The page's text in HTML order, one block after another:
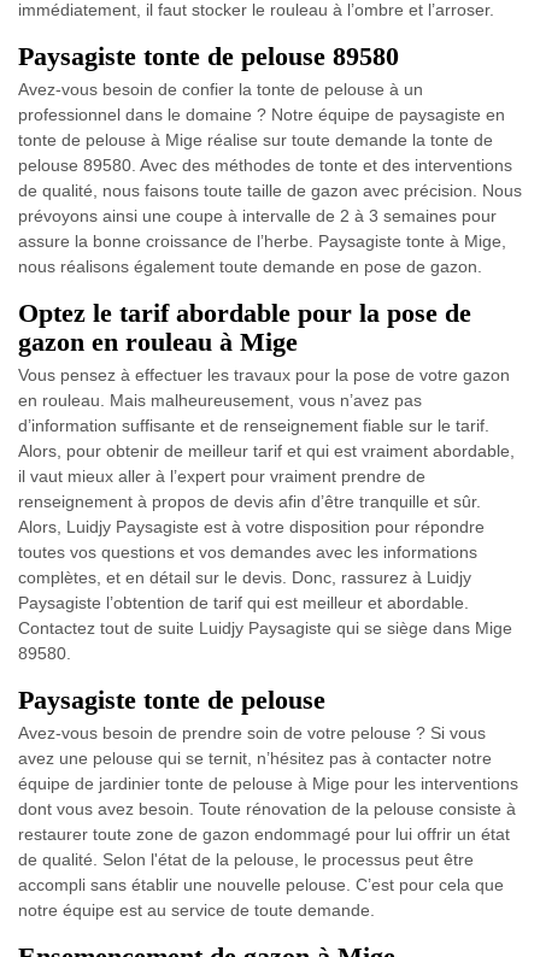
immédiatement, il faut stocker le rouleau à l’ombre et l’arroser.
Paysagiste tonte de pelouse 89580
Avez-vous besoin de confier la tonte de pelouse à un
professionnel dans le domaine ? Notre équipe de paysagiste en
tonte de pelouse à Mige réalise sur toute demande la tonte de
pelouse 89580. Avec des méthodes de tonte et des interventions
de qualité, nous faisons toute taille de gazon avec précision. Nous
prévoyons ainsi une coupe à intervalle de 2 à 3 semaines pour
assure la bonne croissance de l’herbe. Paysagiste tonte à Mige,
nous réalisons également toute demande en pose de gazon.
Optez le tarif abordable pour la pose de
gazon en rouleau à Mige
Vous pensez à effectuer les travaux pour la pose de votre gazon
en rouleau. Mais malheureusement, vous n’avez pas
d’information suffisante et de renseignement fiable sur le tarif.
Alors, pour obtenir de meilleur tarif et qui est vraiment abordable,
il vaut mieux aller à l’expert pour vraiment prendre de
renseignement à propos de devis afin d’être tranquille et sûr.
Alors, Luidjy Paysagiste est à votre disposition pour répondre
toutes vos questions et vos demandes avec les informations
complètes, et en détail sur le devis. Donc, rassurez à Luidjy
Paysagiste l’obtention de tarif qui est meilleur et abordable.
Contactez tout de suite Luidjy Paysagiste qui se siège dans Mige
89580.
Paysagiste tonte de pelouse
Avez-vous besoin de prendre soin de votre pelouse ? Si vous
avez une pelouse qui se ternit, n’hésitez pas à contacter notre
équipe de jardinier tonte de pelouse à Mige pour les interventions
dont vous avez besoin. Toute rénovation de la pelouse consiste à
restaurer toute zone de gazon endommagé pour lui offrir un état
de qualité. Selon l'état de la pelouse, le processus peut être
accompli sans établir une nouvelle pelouse. C’est pour cela que
notre équipe est au service de toute demande.